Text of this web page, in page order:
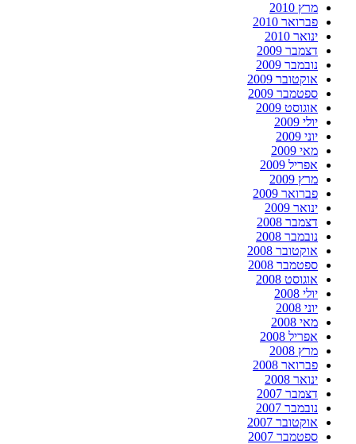
מרץ 2010
פברואר 2010
ינואר 2010
דצמבר 2009
נובמבר 2009
אוקטובר 2009
ספטמבר 2009
אוגוסט 2009
יולי 2009
יוני 2009
מאי 2009
אפריל 2009
מרץ 2009
פברואר 2009
ינואר 2009
דצמבר 2008
נובמבר 2008
אוקטובר 2008
ספטמבר 2008
אוגוסט 2008
יולי 2008
יוני 2008
מאי 2008
אפריל 2008
מרץ 2008
פברואר 2008
ינואר 2008
דצמבר 2007
נובמבר 2007
אוקטובר 2007
ספטמבר 2007